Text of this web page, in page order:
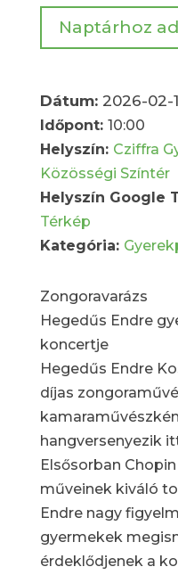
Naptárhoz
Dátum: 2026-02-
Időpont: 10:00
Helyszín: Cziffra
Közösségi Színtér
Helyszín Google
Térkép
Kategória:
Zongoravarázs
Hegedűs Endre
koncertje
Hegedűs Endre
díjas
hangversenyezik
Elsősorban
műveinek kiváló
Endre nagy
gyermekek
érdeklődjenek a